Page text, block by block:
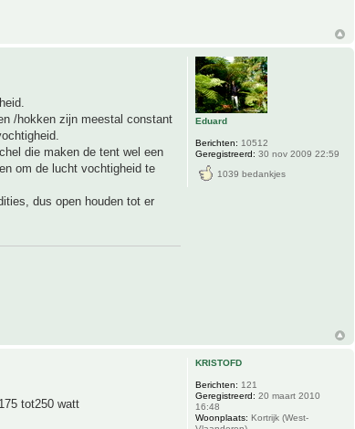
/hokken zijn meestal constant
die maken de tent wel een
om de lucht vochtigheid te
dus open houden tot er
Eduard
Berichten: 10512
Geregistreerd: 30 nov 2009 22:59
1039 bedankjes
tot250 watt
KRISTOFD
Berichten: 121
Geregistreerd: 20 maart 2010
16:48
Woonplaats: Kortrijk (West-